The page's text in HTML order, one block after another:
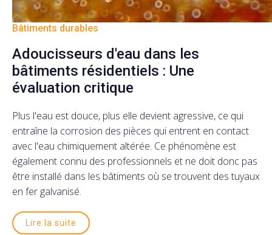
Bâtiments durables
Adoucisseurs d'eau dans les
bâtiments résidentiels : Une
évaluation critique
Plus l'eau est douce, plus elle devient agressive, ce qui
entraîne la corrosion des pièces qui entrent en contact
avec l'eau chimiquement altérée. Ce phénomène est
également connu des professionnels et ne doit donc pas
être installé dans les bâtiments où se trouvent des tuyaux
en fer galvanisé.
Lire la suite